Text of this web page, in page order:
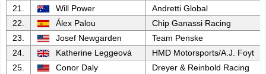
21.
Will Power
Andretti Global
22.
Álex Palou
Chip Ganassi Racing
23.
Josef Newgarden
Team Penske
24.
Katherine Leggeová
HMD Motorsports/A.J. Foyt
25.
Conor Daly
Dreyer & Reinbold Racing